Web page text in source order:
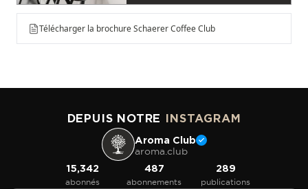
Télécharger la brochure Schaerer Coffee Club
DEPUIS NOTRE INSTAGRAM
Aroma Club
aroma.club
15,342
abonnés
487
abonnements
289
publications